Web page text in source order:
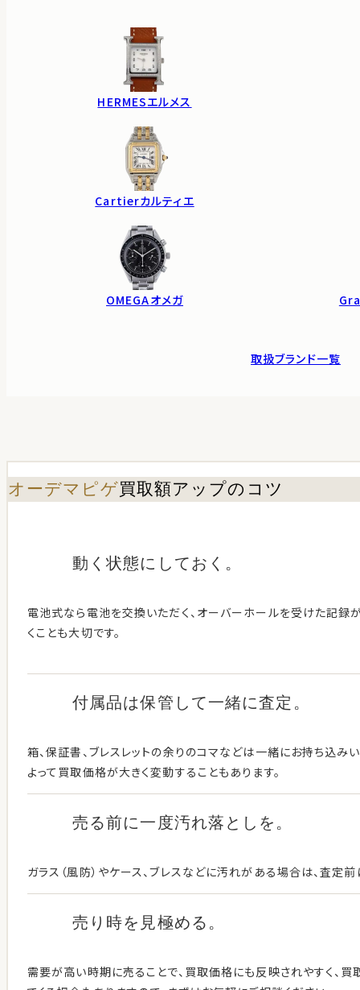
HERMESエルメス
Cartierカルティエ
OMEGAオメガ
取扱ブランド一覧
オーデマピゲ買取額アップのコツ
動く状態に しておく。
電池式なら電池を交換いただく、オーバーホールを受けた記録
くことも大切です。
付属品は保管して一緒に査定。
箱、保証書、ブレスレットの余りのコマなどは一緒にお持ち込み
よって買取価格が大きく変動することもあります。
売る前に一度汚れ落としを。
ガラス（風防）やケース、ブレスなどに汚れがある場合は、査定
売り時を見極める。
需要が高い時期に売ることで、買取価格にも反映されやすく、